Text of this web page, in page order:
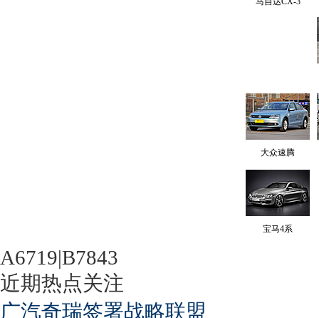
大众速腾
宝马4系
A6719|B7843
近期热点关注
广汽奇瑞签署战略联盟